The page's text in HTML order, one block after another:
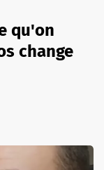
qu'on
change